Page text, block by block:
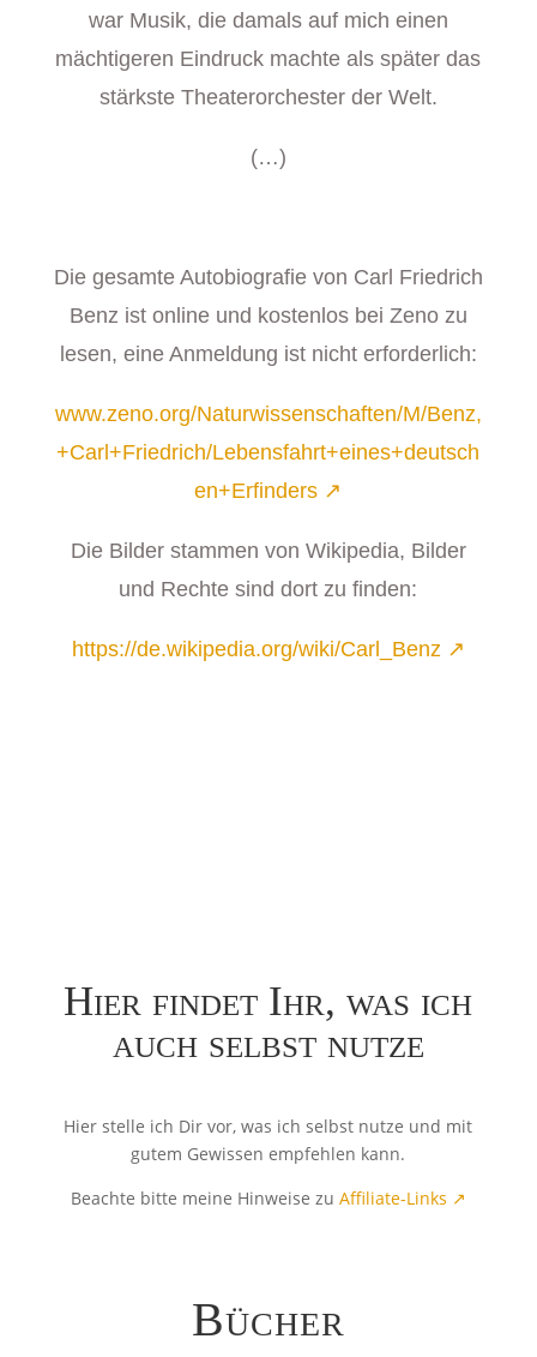
war Musik, die damals auf mich einen
mächtigeren Eindruck machte als später das
stärkste Theaterorchester der Welt.
(…)
Die gesamte Autobiografie von Carl Friedrich
Benz ist online und kostenlos bei Zeno zu
lesen, eine Anmeldung ist nicht erforderlich:
www.zeno.org/Naturwissenschaften/M/Benz,
+Carl+Friedrich/Lebensfahrt+eines+deutsch
en+Erfinders ↗
Die Bilder stammen von Wikipedia, Bilder
und Rechte sind dort zu finden:
https://de.wikipedia.org/wiki/Carl_Benz ↗
Hier findet Ihr, was ich
auch selbst nutze
Hier stelle ich Dir vor, was ich selbst nutze und mit
gutem Gewissen empfehlen kann.
Beachte bitte meine Hinweise zu Affiliate-Links ↗
Bücher